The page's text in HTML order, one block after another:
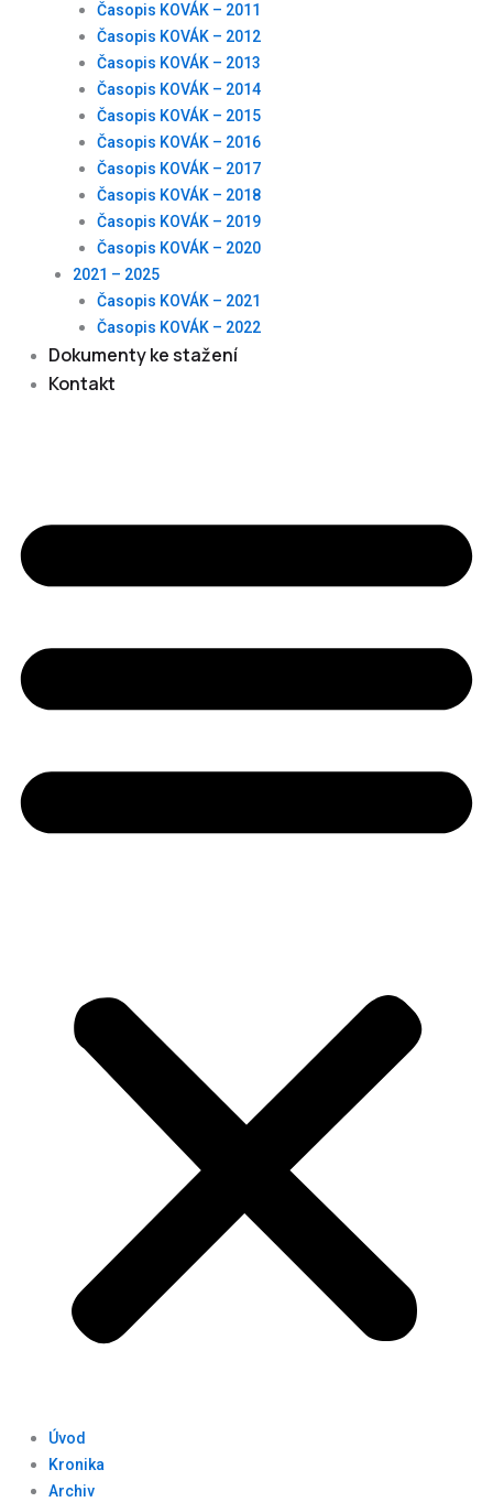
Časopis KOVÁK – 2011
Časopis KOVÁK – 2012
Časopis KOVÁK – 2013
Časopis KOVÁK – 2014
Časopis KOVÁK – 2015
Časopis KOVÁK – 2016
Časopis KOVÁK – 2017
Časopis KOVÁK – 2018
Časopis KOVÁK – 2019
Časopis KOVÁK – 2020
2021 – 2025
Časopis KOVÁK – 2021
Časopis KOVÁK – 2022
Dokumenty ke stažení
Kontakt
Úvod
Kronika
Archiv